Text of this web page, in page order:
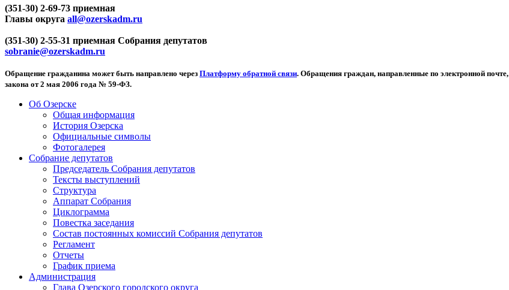
(351-30) 2-69-73 приемная
Главы округа all@ozerskadm.ru
(351-30) 2-55-31 приемная Собрания депутатов
sobranie@ozerskadm.ru
Обращение гражданина может быть направлено через Платформу обратной связи. Обращения граждан, направленные по электронной почте,
закона от 2 мая 2006 года № 59-ФЗ.
Об Озерске
Общая информация
История Озерска
Официальные символы
Фотогалерея
Собрание депутатов
Председатель Собрания депутатов
Тексты выступлений
Структура
Аппарат Собрания
Циклограмма
Повестка заседания
Состав постоянных комиссий Собрания депутатов
Регламент
Отчеты
График приема
Администрация
Глава Озерского городского округа